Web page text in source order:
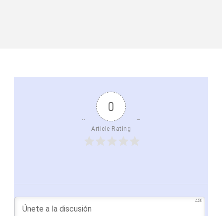
0
Article Rating
450